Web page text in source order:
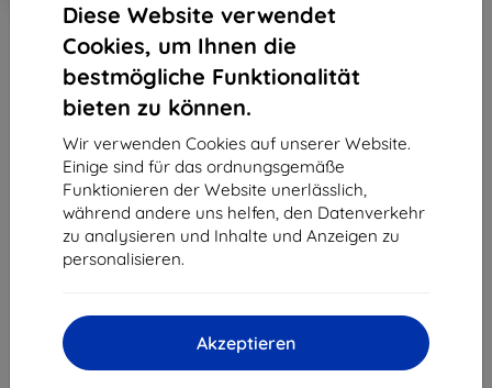
Diese Website verwendet
Cookies, um Ihnen die
bestmögliche Funktionalität
bieten zu können.
Wir verwenden Cookies auf unserer Website.
Einige sind für das ordnungsgemäße
Funktionieren der Website unerlässlich,
während andere uns helfen, den Datenverkehr
zu analysieren und Inhalte und Anzeigen zu
personalisieren.
Akzeptieren
Hybrid Glass 3MK FlexibleGlass
für iiyama ProLite T2755MSC-B1
27 ()
43,90 €
39,51 €
Auf Lager 3 Stk.
1